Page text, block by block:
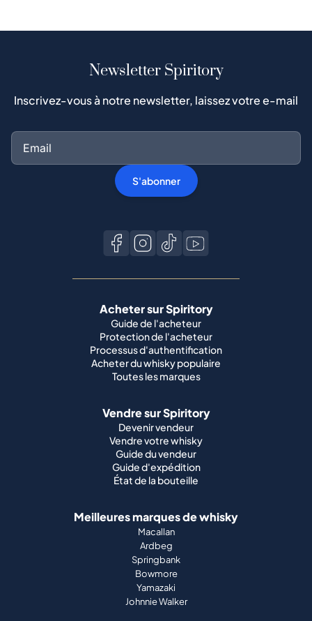
Newsletter Spiritory
Inscrivez-vous à notre newsletter, laissez votre e-mail
S'abonner
Acheter sur Spiritory
Guide de l'acheteur
Protection de l'acheteur
Processus d'authentification
Acheter du whisky populaire
Toutes les marques
Vendre sur Spiritory
Devenir vendeur
Vendre votre whisky
Guide du vendeur
Guide d'expédition
État de la bouteille
Meilleures marques de whisky
Macallan
Ardbeg
Springbank
Bowmore
Yamazaki
Johnnie Walker